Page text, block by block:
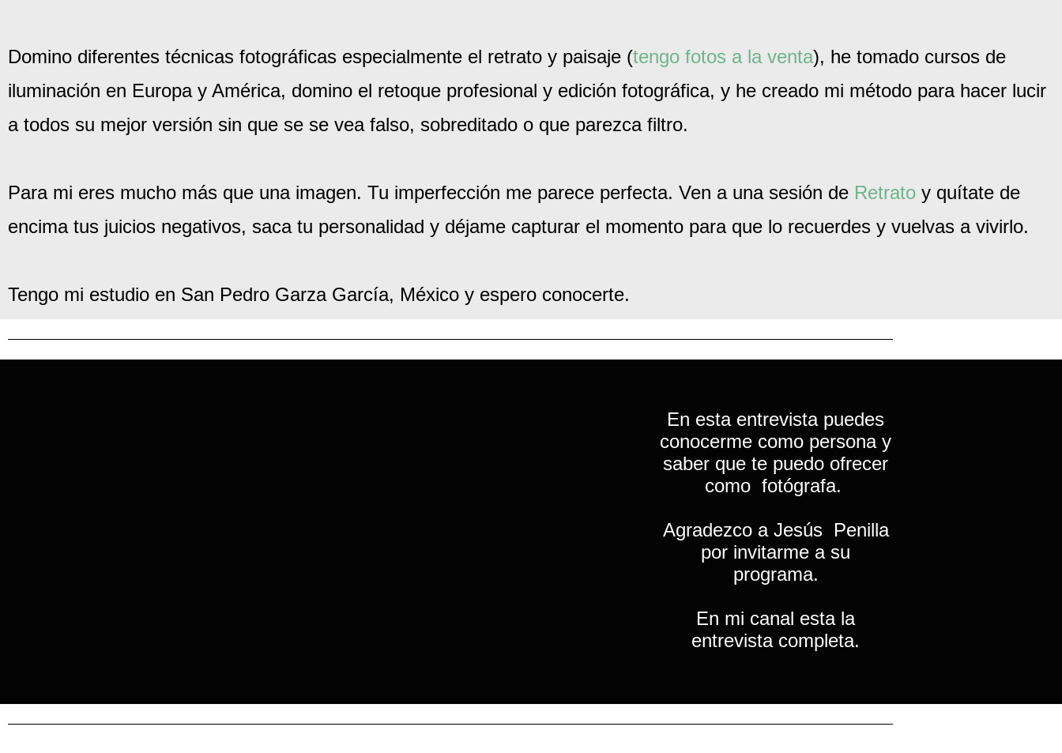
Domino diferentes técnicas fotográficas especialmente el retrato y paisaje (tengo fotos a la venta), he tomado cursos de
iluminación en Europa y América, domino el retoque profesional y edición fotográfica, y he creado mi método para hacer lucir
a todos su mejor versión sin que se se vea falso, sobreditado o que parezca filtro.
Para mi eres mucho más que una imagen. Tu imperfección me parece perfecta. Ven a una sesión de Retrato y quítate de
encima tus juicios negativos, saca tu personalidad y déjame capturar el momento para que lo recuerdes y vuelvas a vivirlo.
Tengo mi estudio en San Pedro Garza García, México y espero conocerte.
En esta entrevista puedes
conocerme como persona y
saber que te puedo ofrecer
como fotógrafa.
Agradezco a Jesús Penilla
por invitarme a su
programa.
En mi canal esta la
entrevista completa.